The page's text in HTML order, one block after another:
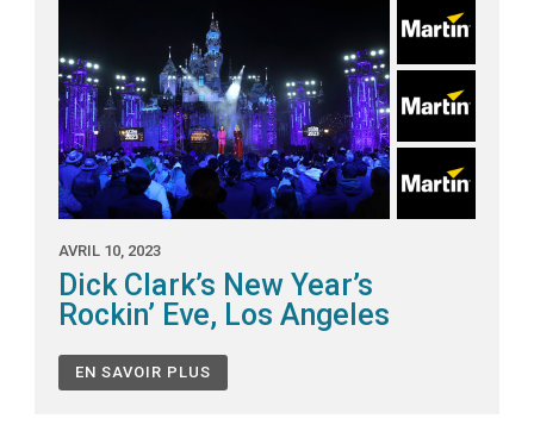
AVRIL 10, 2023
Dick Clark’s New Year’s
Rockin’ Eve, Los Angeles
EN SAVOIR PLUS